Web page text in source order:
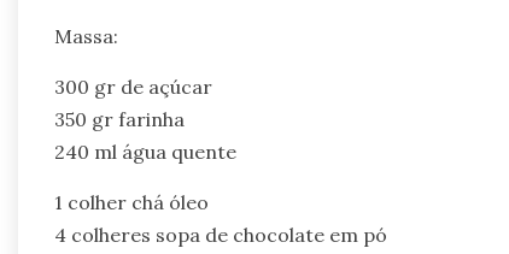
Massa:
300 gr de açúcar
350 gr farinha
240 ml água quente
1 colher chá óleo
4 colheres sopa de chocolate em pó